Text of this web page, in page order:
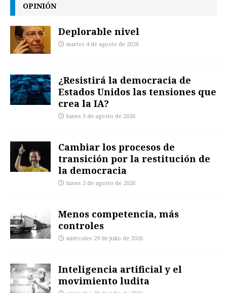
OPINIÓN
Deplorable nivel
martes 4 de agosto de 2026
¿Resistirá la democracia de
Estados Unidos las tensiones que
crea la IA?
lunes 3 de agosto de 2026
Cambiar los procesos de
transición por la restitución de
la democracia
lunes 3 de agosto de 2026
Menos competencia, más
controles
miércoles 29 de julio de 2026
Inteligencia artificial y el
movimiento ludita